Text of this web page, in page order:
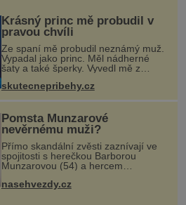
Krásný princ mě probudil v
pravou chvíli
Ze spaní mě probudil neznámý muž.
Vypadal jako princ. Měl nádherné
šaty a také šperky. Vyvedl mě z
pokoje ven, v kuchyni totiž začalo
hořet. Stalo se to už moc dávno.
Byla jsem malá holčička, měla jse
skutecnepribehy.cz
Pomsta Munzarové
nevěrnému muži?
Přímo skandální zvěsti zaznívají ve
spojitosti s herečkou Barborou
Munzarovou (54) a hercem
Munzarová měla být totiž viděna s
nasehvezdy.cz